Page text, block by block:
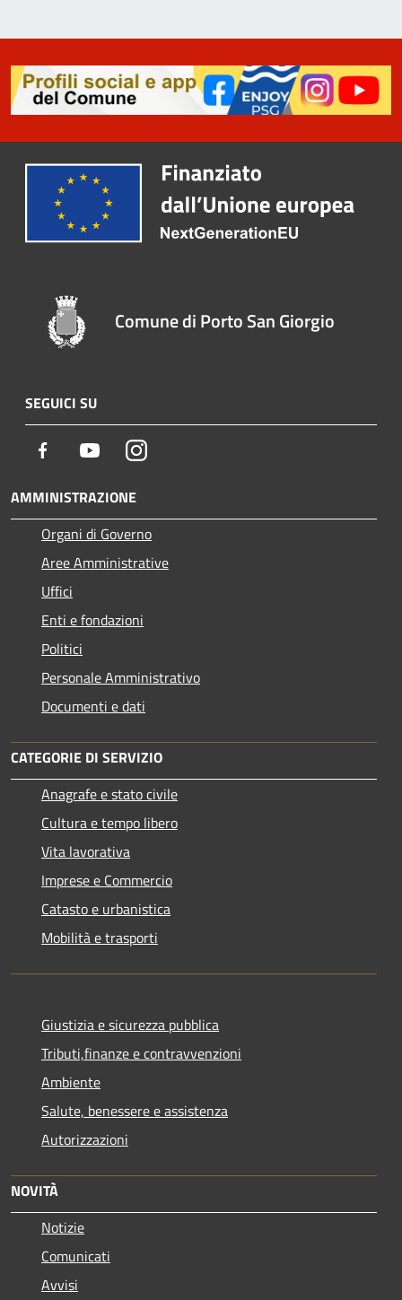
Comune di Porto San Giorgio
SEGUICI SU
Facebook YoutubeInstagram
AMMINISTRAZIONE
Organi di Governo
Aree Amministrative
Uffici
Enti e fondazioni
Politici
Personale Amministrativo
Documenti e dati
CATEGORIE DI SERVIZIO
Anagrafe e stato civile
Cultura e tempo libero
Vita lavorativa
Imprese e Commercio
Catasto e urbanistica
Mobilità e trasporti
Giustizia e sicurezza pubblica
Tributi,finanze e contravvenzioni
Ambiente
Salute, benessere e assistenza
Autorizzazioni
NOVITÀ
Notizie
Comunicati
Avvisi